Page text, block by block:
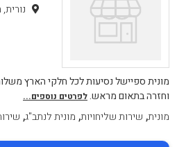
מונית ספיישל נסיעות לכל חלקי הארץ
וחזרה בתאום מראש.לפרטים נוספים...
מונית, שירות שליחויות, מונית לנתב"ג,